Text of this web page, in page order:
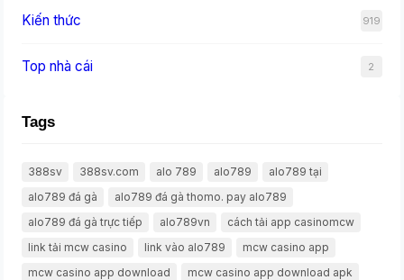
Kiến thức 919
Top nhà cái 2
Tags
388sv 388sv.com alo 789 alo789
alo789 tại
alo789 đá gà
alo789 đá gà thomo. pay alo789
alo789 đá gà trực tiếp
alo789vn
cách tải app casinomcw
link tải mcw casino
link vào alo789
mcw casino app
mcw casino app download
mcw casino app download apk